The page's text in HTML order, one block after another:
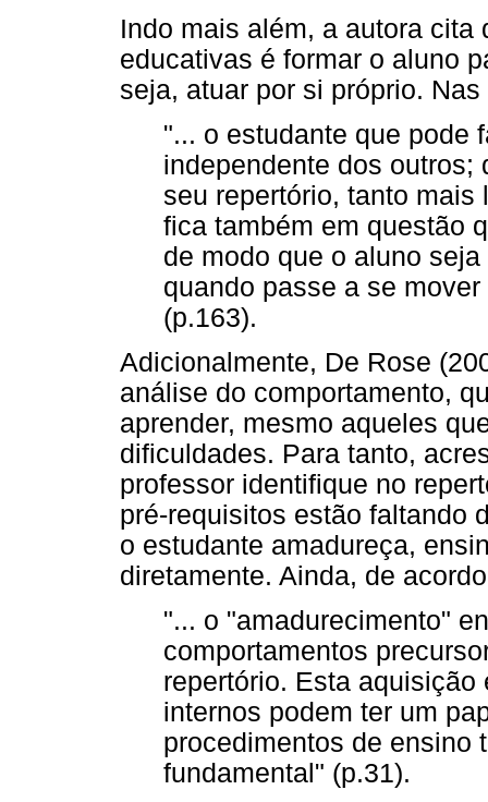
Indo mais além, a autora
educativas é formar o aluno
seja, atuar por si próprio.
"... o estudante que pode
independente dos outros;
seu repertório, tanto mais
fica também em questão
de modo que o aluno
quando passe a se
(p.163).
Adicionalmente, De Rose
análise do comportamento,
aprender, mesmo aqueles
dificuldades. Para tanto,
professor identifique no
pré-requisitos estão faltando
o estudante amadureça,
diretamente. Ainda, de
"... o "amadurecimento"
comportamentos
repertório. Esta
internos podem ter um
procedimentos de ensino
fundamental" (p.31).